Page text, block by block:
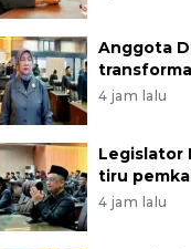
Anggota
4 jam lalu
Legislator
tiru
4 jam lalu